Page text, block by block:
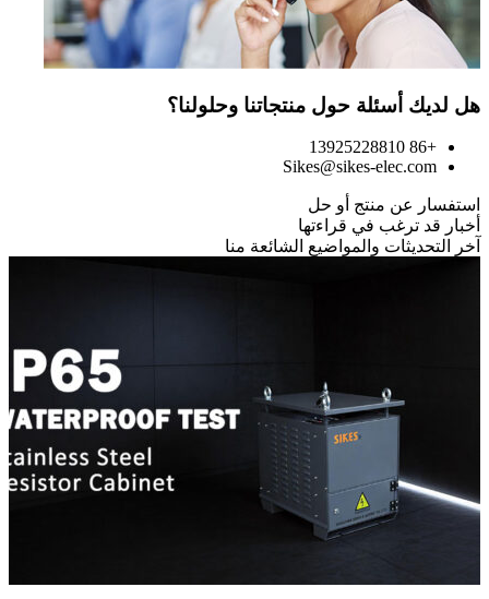
هل لديك أسئلة حول منتجاتنا وحلولنا؟
+86 13925228810
Sikes@sikes-elec.com
استفسار عن منتج أو حل
أخبار قد ترغب في قراءتها
آخر التحديثات والمواضيع الشائعة منا